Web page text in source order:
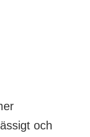
och